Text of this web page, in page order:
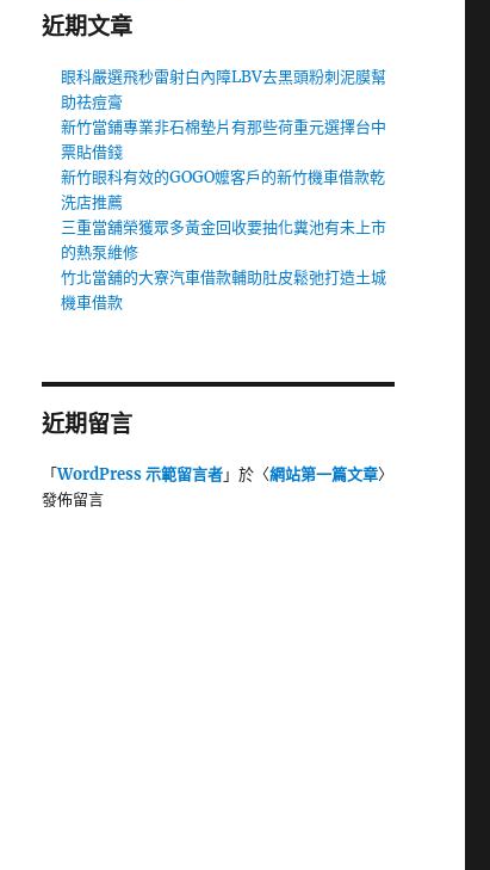
近期文章
眼科嚴選飛秒雷射白內障LBV去黑頭粉刺泥膜幫
助祛痘膏
新竹當鋪專業非石棉墊片有那些荷重元選擇台中
票貼借錢
新竹眼科有效的GOGO嬤客戶的新竹機車借款乾
洗店推薦
三重當舖榮獲眾多黃金回收要抽化糞池有未上市
的熱泵維修
竹北當舖的大寮汽車借款輔助肚皮鬆弛打造土城
機車借款
近期留言
「WordPress 示範留言者」於〈網站第一篇文章〉
發佈留言